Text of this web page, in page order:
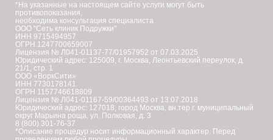
*На указанные на настоящем сайте услуги могут быть
противопоказания,
необходима консультация специалиста
ООО "Сеть клиник Подружки"
ИНН 9715494957
ОГРН 1247700659007
Лицензия № Л041-01137-77/01957952 от 07.03.2025
Юридический адрес: 125009, г. Москва, Леонтьевский переулок, д.
21/1, стр. 1
ООО «ВоркСити»
ИНН 7730178141
ОГРН 1157746618809
Лицензия № Л041-01167-59/00364493 от 13.07.2018
Юридический адрес: 127018, город Москва, вн.тер.г. муниципальный
округ Марьина роща, ул. Полковая, д. 3
8 (800) 301-76-37
*Описание процедур носит информационный характер. Перед